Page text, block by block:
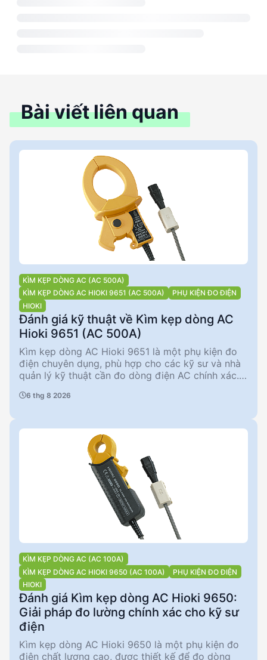
Bài viết liên quan
KÌM KẸP DÒNG AC (AC 500A)
KÌM KẸP DÒNG AC HIOKI 9651 (AC 500A)
PHỤ KIỆN ĐO ĐIỆN
HIOKI
Đánh giá kỹ thuật về Kìm kẹp dòng AC
Hioki 9651 (AC 500A)
Kìm kẹp dòng AC Hioki 9651 là một phụ kiện đo
điện chuyên dụng, phù hợp cho các kỹ sư và nhà
quản lý kỹ thuật cần đo dòng điện AC chính xác.
biên độ ±1,5%, sản phẩm này đáp ứng tốt các yêu
điện do thiếu độ chính xác giai đoạn.
6 thg 8 2026
KÌM KẸP DÒNG AC (AC 100A)
KÌM KẸP DÒNG AC HIOKI 9650 (AC 100A)
PHỤ KIỆN ĐO ĐIỆN
HIOKI
Đánh giá Kìm kẹp dòng AC Hioki 9650:
Giải pháp đo lường chính xác cho kỹ sư
điện
Kìm kẹp dòng AC Hioki 9650 là một phụ kiện đo
điện chất lượng cao, được thiết kế để đo dòng